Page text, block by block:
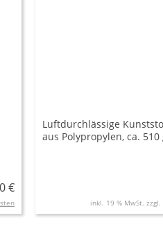
€
Luftdurchlässige
aus Polypropylen, ca. 510
inkl. 19 % MwSt. zzgl.